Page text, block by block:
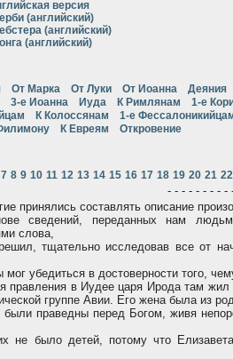
версия
(английский)
(английский)
(английский)
От Марка От Луки От Иоанна Деяния
3-е Иоанна Иуда К Римлянам 1-е
К Колоссянам 1-е
К Евреям Откровение
7 8 9 10 11 12 13 14 15 16 17 18 19 20 21 22
- - - - - - - - -
принялись составлять описание
сведений, переданных нам
слова,
тщательно исследовав все от
мог убедиться в достоверности того,
правления в Иудее царя Ирода там жил
группе Aвии. Его жена была из
праведны перед Богом, живя
не было детей, потому что